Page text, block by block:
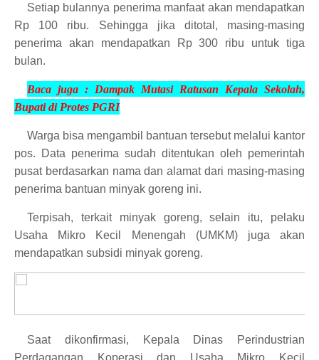
Setiap bulannya penerima manfaat akan mendapatkan
Rp 100 ribu. Sehingga jika ditotal, masing-masing
penerima akan mendapatkan Rp 300 ribu untuk tiga
bulan.
Baca juga : Dampak Mutasi Ratusan Kepala Sekolah,
Bupati di Protes PGRI
Warga bisa mengambil bantuan tersebut melalui kantor
pos. Data penerima sudah ditentukan oleh pemerintah
pusat berdasarkan nama dan alamat dari masing-masing
penerima bantuan minyak goreng ini.
Terpisah, terkait minyak goreng, selain itu, pelaku
Usaha Mikro Kecil Menengah (UMKM) juga akan
mendapatkan subsidi minyak goreng.
Saat dikonfirmasi, Kepala Dinas Perindustrian
Perdagangan Koperasi dan Usaha Mikro Kecil